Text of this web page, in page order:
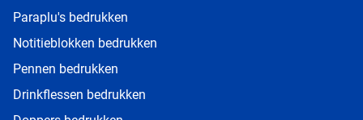
Paraplu's bedrukken
Notitieblokken bedrukken
Pennen bedrukken
Drinkflessen bedrukken